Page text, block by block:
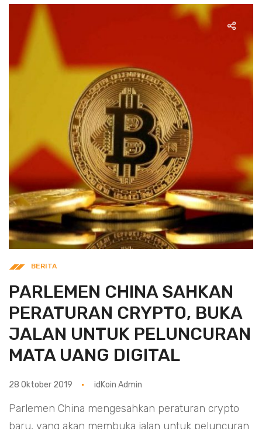
BERITA
PARLEMEN CHINA SAHKAN
PERATURAN CRYPTO, BUKA
JALAN UNTUK PELUNCURAN
MATA UANG DIGITAL
28 Oktober 2019 idKoin Admin
Parlemen China mengesahkan peraturan crypto
baru, yang akan membuka jalan untuk peluncuran